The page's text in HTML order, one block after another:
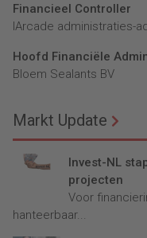
Financieel Controller
lArcade administraties-
Hoofd Financiële
Bloem Sealants BV
Markt Update
Invest-NL
projecten
Voor
hanteerbaar...